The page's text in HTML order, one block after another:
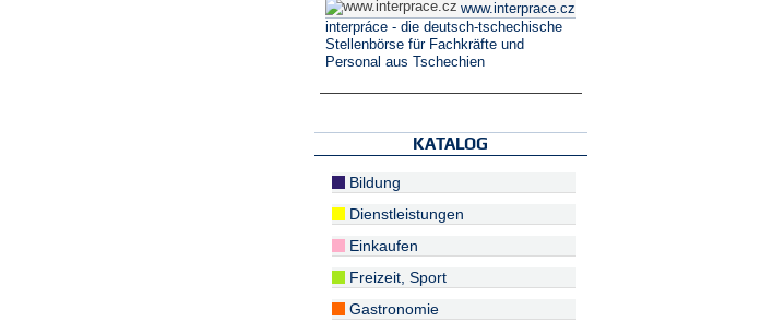
www.interprace.cz
interpráce - die deutsch-tschechische
Stellenbörse für Fachkräfte und
Personal aus Tschechien
KATALOG
Bildung
Dienstleistungen
Einkaufen
Freizeit, Sport
Gastronomie